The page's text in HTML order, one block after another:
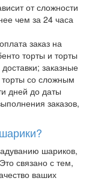
от сложности
чем за 24 часа
заказ на
торты и торты
заказные
торты со сложным
дней до даты
заказов,
шариков,
связано с тем,
ваших